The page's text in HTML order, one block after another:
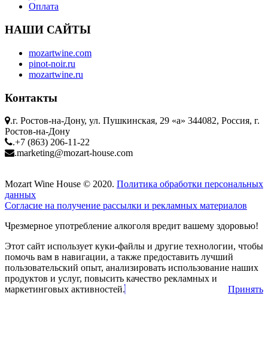
Оплата
НАШИ САЙТЫ
mozartwine.com
pinot-noir.ru
mozartwine.ru
Контакты
.г. Ростов-на-Дону, ул. Пушкинская, 29 «а» 344082, Россия, г.
Ростов-на-Дону
.+7 (863) 206-11-22
.marketing@mozart-house.com
Mozart Wine House © 2020. Политика обработки персональных
данных
Согласие на получение рассылки и рекламных материалов
Чрезмерное употребление алкоголя вредит вашему здоровью!
Этот сайт использует куки-файлы и другие технологии, чтобы
помочь вам в навигации, а также предоставить лучший
пользовательский опыт, анализировать использование наших
продуктов и услуг, повысить качество рекламных и
маркетинговых активностей.
Принять